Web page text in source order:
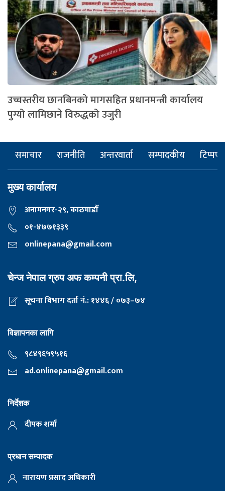
उच्चस्तरीय छानबिनको मागसहित प्रधानमन्त्री कार्यालय
पुग्यो लामिछाने विरुद्धको उजुरी
समाचार राजनीति अन्तरवार्ता सम्पादकीय टिप्पणी
मुख्य कार्यालय
अनामनगर-२९, काठमाडाैँ
०१-४७७१३३९
onlinepana@gmail.com
चेन्ज नेपाल ग्रुप अफ कम्पनी प्रा.लि,
सूचना विभाग दर्ता नं.: १४४६ / ०७३–७४
विज्ञापनका लागि
९८४९६५९५१६
ad.onlinepana@gmail.com
निर्देशक
दीपक शर्मा
प्रधान सम्पादक
नारायण प्रसाद अधिकारी